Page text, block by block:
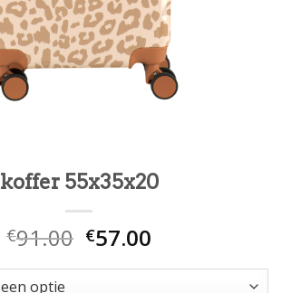
koffer 55x35x20
€91.00 €57.00